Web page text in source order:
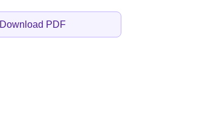
Download PDF